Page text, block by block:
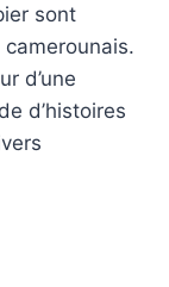
sont
d’une
d’histoires